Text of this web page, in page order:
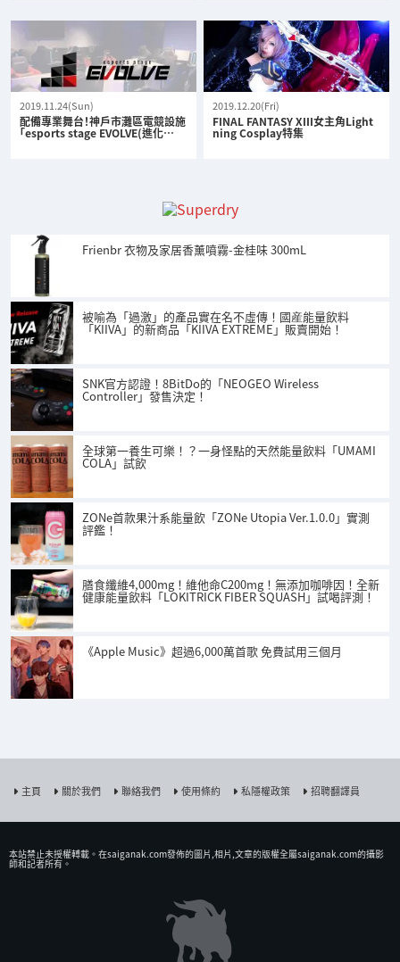
2019.11.24(Sun)
配備專業舞台！神戶市灘區電競設施
「esports stage EVOLVE(進化…
2019.12.20(Fri)
FINAL FANTASY XIII女主角Light
ning Cosplay特集
Frienbr 衣物及家居香薰噴霧-金桂味 300mL
被喻為「過激」的產品實在名不虛傳！國産能量飲料
「KIIVA」的新商品「KIIVA EXTREME」販賣開始！
SNK官方認證！8BitDo的「NEOGEO Wireless
Controller」發售決定！
全球第一養生可樂！？一身怪點的天然能量飲料「UMAMI
COLA」試飲
ZONe首款果汁系能量飲「ZONe Utopia Ver.1.0.0」實測
評鑑！
膳食纖維4,000mg！維他命C200mg！無添加咖啡因！全新
健康能量飲料「LOKITRICK FIBER SQUASH」試喝評測！
《Apple Music》超過6,000萬首歌 免費試用三個月
主頁 關於我們 聯絡我們 使用條約 私隱權政策 招聘翻譯員
本站禁止未授權𨍭載。在saiganak.com發佈的圖片,相片,文章的版權全屬saiganak.com的攝影
師和記者所有。